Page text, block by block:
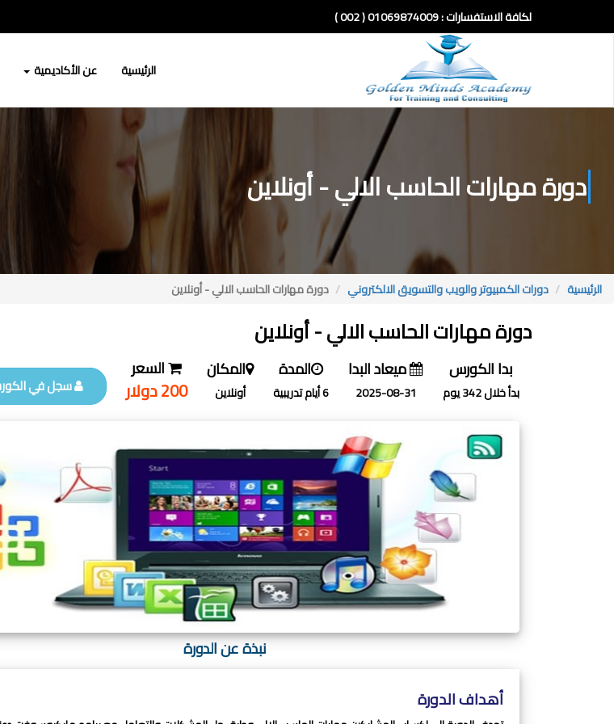
لكافة الاستفسارات :01069874009 ( 002 )
الرئيسية عن الأكاديمية
دورة مهارات الحاسب الالي - أونلاين
الرئيسية دورات الكمبيوتر والويب والتسويق الالكتروني دورة مهارات الحاسب الالي - أونلاين
دورة مهارات الحاسب الالي - أونلاين
بدا الكورس
بدأ خلال 342 يوم
ميعاد البدا
2025-08-31
المدة
6 أيام تدريبية
المكان
أونلاين
السعر
200 دولار سجل في
نبذة عن الدورة
أهداف الدورة